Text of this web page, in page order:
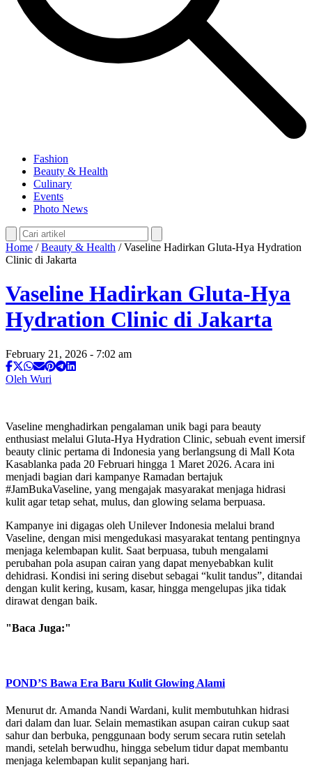
Fashion
Beauty & Health
Culinary
Events
Photo News
Home /Beauty & Health /Vaseline Hadirkan Gluta-Hya Hydration
Clinic di Jakarta
Vaseline Hadirkan Gluta-Hya
Hydration Clinic di Jakarta
February 21, 2026 - 7:02 am
Oleh Wuri
Vaseline menghadirkan pengalaman unik bagi para beauty
enthusiast melalui Gluta-Hya Hydration Clinic, sebuah event imersif
beauty clinic pertama di Indonesia yang berlangsung di Mall Kota
Kasablanka pada 20 Februari hingga 1 Maret 2026. Acara ini
menjadi bagian dari kampanye Ramadan bertajuk
#JamBukaVaseline, yang mengajak masyarakat menjaga hidrasi
kulit agar tetap sehat, mulus, dan glowing selama berpuasa.
Kampanye ini digagas oleh Unilever Indonesia melalui brand
Vaseline, dengan misi mengedukasi masyarakat tentang pentingnya
menjaga kelembapan kulit. Saat berpuasa, tubuh mengalami
perubahan pola asupan cairan yang dapat menyebabkan kulit
dehidrasi. Kondisi ini sering disebut sebagai “kulit tandus”, ditandai
dengan kulit kering, kusam, kasar, hingga mengelupas jika tidak
dirawat dengan baik.
"Baca Juga:"
POND’S Bawa Era Baru Kulit Glowing Alami
Menurut dr. Amanda Nandi Wardani, kulit membutuhkan hidrasi
dari dalam dan luar. Selain memastikan asupan cairan cukup saat
sahur dan berbuka, penggunaan body serum secara rutin setelah
mandi, setelah berwudhu, hingga sebelum tidur dapat membantu
menjaga kelembapan kulit sepanjang hari.